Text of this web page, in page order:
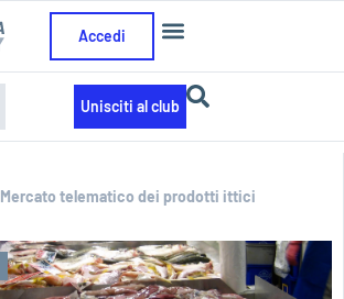
Accedi
Unisciti al club
Mercato telematico dei prodotti ittici